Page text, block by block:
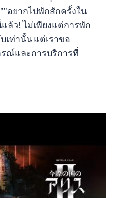
อยากไปพักสักครั้งใน
ล้ว! ไม่เพียงแต่การพัก
เท่านั้น แต่เราขอ
ณ์และการบริการที่